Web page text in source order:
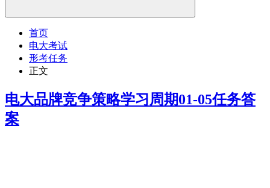
首页
电大考试
形考任务
正文
电大品牌竞争策略学习周期01-05任务答
案